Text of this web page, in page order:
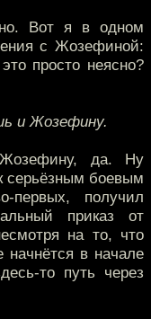
Вот я в одном
с Жозефиной:
просто неясно?
и Жозефину.
да. Ну
серьёзным боевым
первых, получил
приказ от
на то, что
начнётся в начале
то путь через